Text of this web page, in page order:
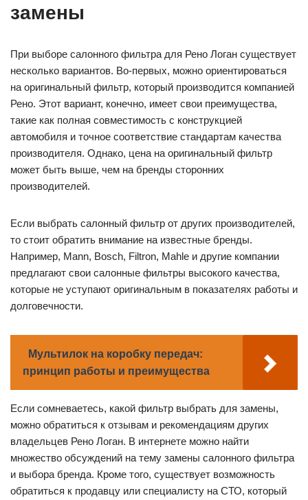
замены
При выборе салонного фильтра для Рено Логан существует
несколько вариантов. Во-первых, можно ориентироваться
на оригинальный фильтр, который производится компанией
Рено. Этот вариант, конечно, имеет свои преимущества,
такие как полная совместимость с конструкцией
автомобиля и точное соответствие стандартам качества
производителя. Однако, цена на оригинальный фильтр
может быть выше, чем на бренды сторонних
производителей.
Если выбрать салонный фильтр от других производителей,
то стоит обратить внимание на известные бренды.
Например, Mann, Bosch, Filtron, Mahle и другие компании
предлагают свои салонные фильтры высокого качества,
которые не уступают оригинальным в показателях работы и
долговечности.
Мультилок на коробку передач:
принцип работы и преимущества
Если сомневаетесь, какой фильтр выбрать для замены,
можно обратиться к отзывам и рекомендациям других
владельцев Рено Логан. В интернете можно найти
множество обсуждений на тему замены салонного фильтра
и выбора бренда. Кроме того, существует возможность
обратиться к продавцу или специалисту на СТО, который